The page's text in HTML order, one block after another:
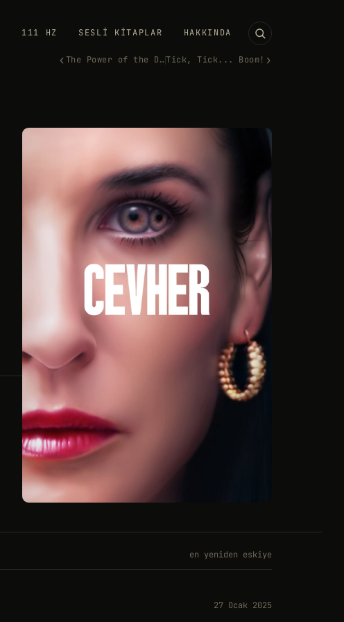
111 HZ SESLI KITAPLAR HAKKINDA
‹ The Power of the DogTick, Tick... Boom! ›
en yeniden eskiye
27 Ocak 2025